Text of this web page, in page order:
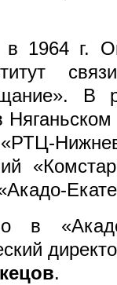
в 1964 г.
В
в
.